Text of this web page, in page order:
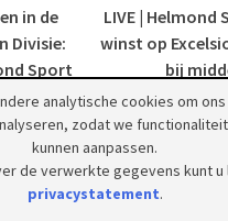
in de
Divisie:
Sport
LIVE | Helmond
winst op
bij
rechten voorbehouden.
analytische cookies om
zodat we
kunnen aanpassen.
de verwerkte gegevens kunt u
privacystatement.